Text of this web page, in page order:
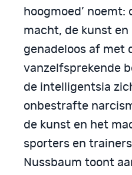
hoogmoed’
macht, de kunst
genadeloos af met
vanzelfsprekende
de intelligentsia
onbestrafte
de kunst en het
sporters en
Nussbaum toont